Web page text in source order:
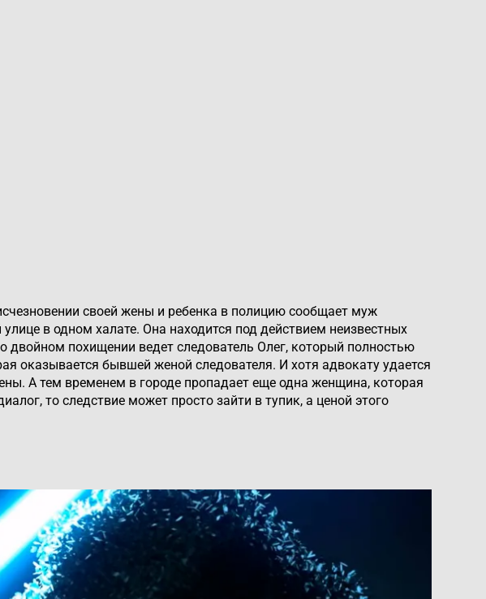
своей жены и ребенка в полицию сообщает муж
в одном халате. Она находится под действием неизвестных
двойном похищении ведет следователь Олег, который полностью
оказывается бывшей женой следователя. И хотя адвокату удается
А тем временем в городе пропадает еще одна женщина, которая
то следствие может просто зайти в тупик, а ценой этого